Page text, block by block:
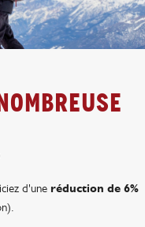
d'une réduction de 6%